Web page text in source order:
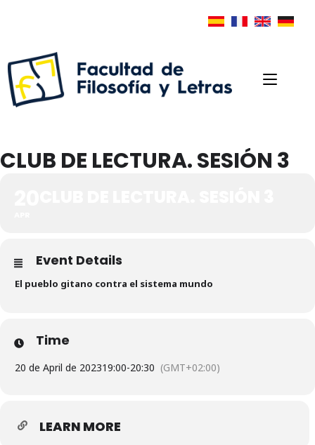
CLUB DE LECTURA. SESIÓN 3
Event Details
El pueblo gitano contra el sistema mundo
Time
20 de April de 202319:00-20:30 (GMT+02:00)
LEARN MORE